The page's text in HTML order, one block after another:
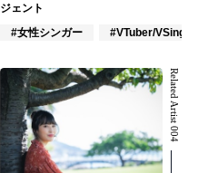
#ロック
ジェント
#女性シンガー
#VTuber/VSinger
Related Artist 004